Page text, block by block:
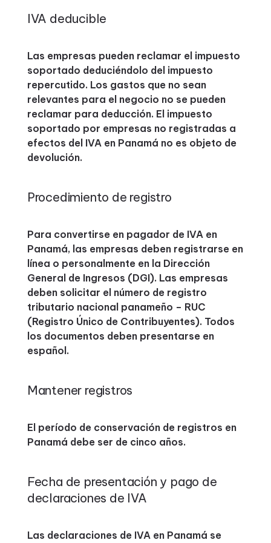
IVA deducible
Las empresas pueden reclamar el impuesto
soportado deduciéndolo del impuesto
repercutido. Los gastos que no sean
relevantes para el negocio no se pueden
reclamar para deducción. El impuesto
soportado por empresas no registradas a
efectos del IVA en Panamá no es objeto de
devolución.
Procedimiento de registro
Para convertirse en pagador de IVA en
Panamá, las empresas deben registrarse en
línea o personalmente en la Dirección
General de Ingresos (DGI). Las empresas
deben solicitar el número de registro
tributario nacional panameño – RUC
(Registro Único de Contribuyentes). Todos
los documentos deben presentarse en
español.
Mantener registros
El período de conservación de registros en
Panamá debe ser de cinco años.
Fecha de presentación y pago de
declaraciones de IVA
Las declaraciones de IVA en Panamá se